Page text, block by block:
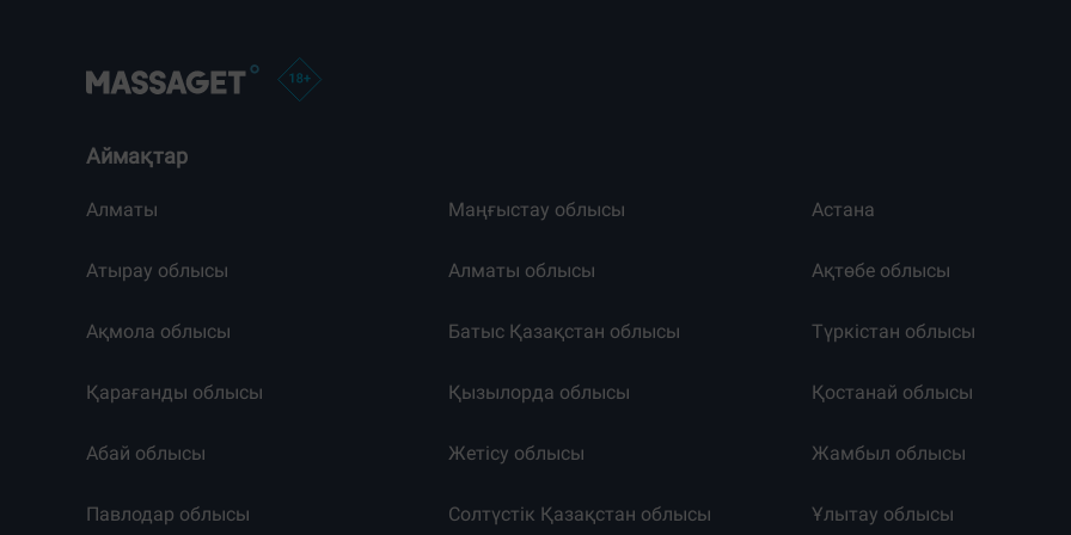
Аймақтар
Алматы Маңғыстау облысы Астана
Атырау облысы Алматы облысы Ақтөбе облысы
Ақмола облысы Батыс Қазақстан облысы Түркістан облысы
Қарағанды облысы Қызылорда облысы Қостанай облысы
Абай облысы Жетісу облысы Жамбыл облысы
Павлодар облысы Солтүстік Қазақстан облысы Ұлытау облысы